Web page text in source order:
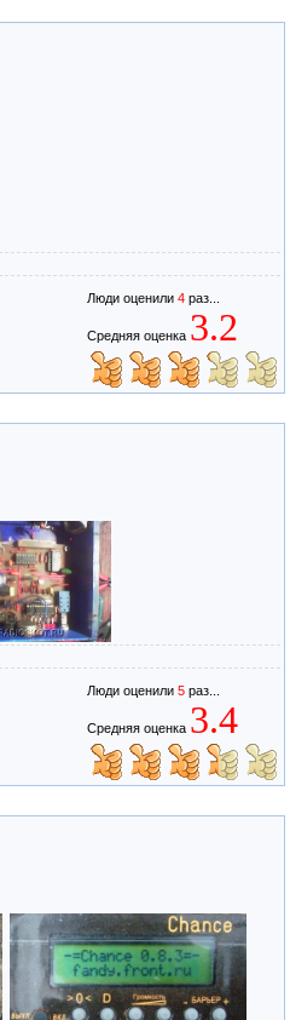
Люди оценили 4 раз...
Средняя оценка 3.2
Люди оценили 5 раз...
Средняя оценка 3.4